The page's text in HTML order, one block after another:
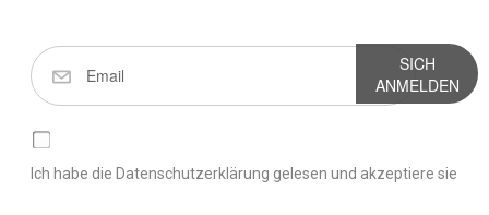
SICH
ANMELDEN
Ich habe die Datenschutzerklärung gelesen und akzeptiere sie